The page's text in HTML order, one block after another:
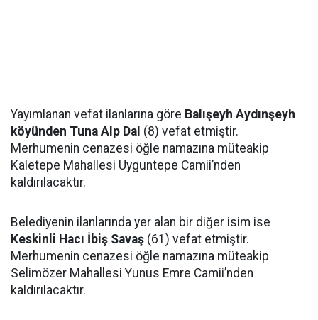
Yayımlanan vefat ilanlarına göre Balışeyh Aydınşeyh
köyünden Tuna Alp Dal (8) vefat etmiştir.
Merhumenin cenazesi öğle namazına müteakip
Kaletepe Mahallesi Uyguntepe Camii’nden
kaldırılacaktır.
Belediyenin ilanlarında yer alan bir diğer isim ise
Keskinli Hacı İbiş Savaş (61) vefat etmiştir.
Merhumenin cenazesi öğle namazına müteakip
Selimözer Mahallesi Yunus Emre Camii’nden
kaldırılacaktır.